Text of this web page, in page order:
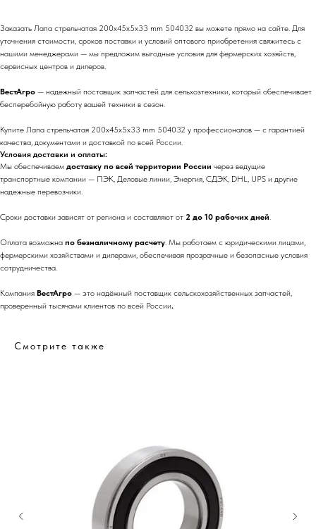
Заказать Лапа стрельчатая 200х45х5х33 mm 504032 вы можете прямо на сайте. Для
уточнения стоимости, сроков поставки и условий оптового приобретения свяжитесь с
нашими менеджерами — мы предложим выгодные условия для фермерских хозяйств,
сервисных центров и дилеров.
ВестАгро — надежный поставщик запчастей для сельхозтехники, который обеспечивает
бесперебойную работу вашей техники в сезон.
Купите Лапа стрельчатая 200х45х5х33 mm 504032 у профессионалов — с гарантией
качества, документами и доставкой по всей России.
Условия доставки и оплаты:
Мы обеспечиваем доставку по всей территории России через ведущие
транспортные компании — ПЭК, Деловые линии, Энергия, СДЭК, DHL, UPS и другие
надежные перевозчики.
Сроки доставки зависят от региона и составляют от 2 до 10 рабочих дней.
Оплата возможна по безналичному расчету. Мы работаем с юридическими лицами,
фермерскими хозяйствами и дилерами, обеспечивая прозрачные и безопасные условия
сотрудничества.
Компания ВестАгро — это надёжный поставщик сельскохозяйственных запчастей,
проверенный тысячами клиентов по всей России.
Смотрите также